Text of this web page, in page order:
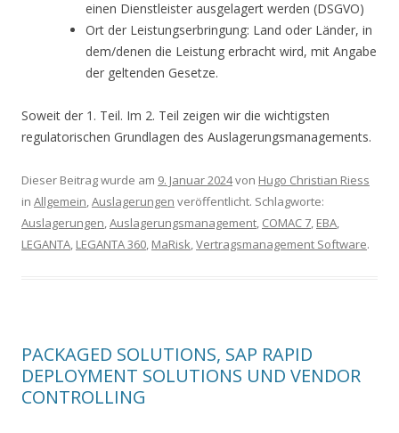
einen Dienstleister ausgelagert werden (DSGVO)
Ort der Leistungserbringung: Land oder Länder, in
dem/denen die Leistung erbracht wird, mit Angabe
der geltenden Gesetze.
Soweit der 1. Teil. Im 2. Teil zeigen wir die wichtigsten
regulatorischen Grundlagen des Auslagerungsmanagements.
Dieser Beitrag wurde am 9. Januar 2024von Hugo Christian Riess
in Allgemein,Auslagerungen veröffentlicht. Schlagworte:
Auslagerungen,Auslagerungsmanagement, COMAC 7, EBA,
LEGANTA, LEGANTA 360, MaRisk,Vertragsmanagement Software.
PACKAGED SOLUTIONS, SAP RAPID
DEPLOYMENT SOLUTIONS UND VENDOR
CONTROLLING